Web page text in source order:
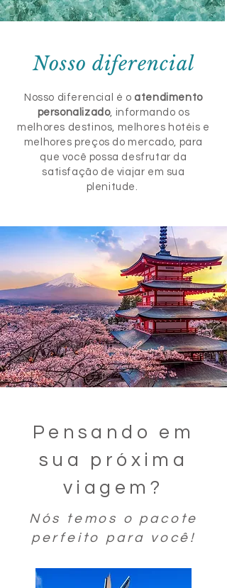
Nosso diferencial
Nosso diferencial é o atendimento
personalizado, informando os
melhores destinos, melhores hotéis e
melhores preços do mercado, para
que você possa desfrutar da
satisfação de viajar em sua
plenitude.
Pensando em
sua próxima
viagem?
Nós temos o pacote
perfeito para você!